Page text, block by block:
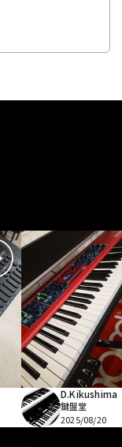
D.Kikushima
鍵盤堂
2025/08/20